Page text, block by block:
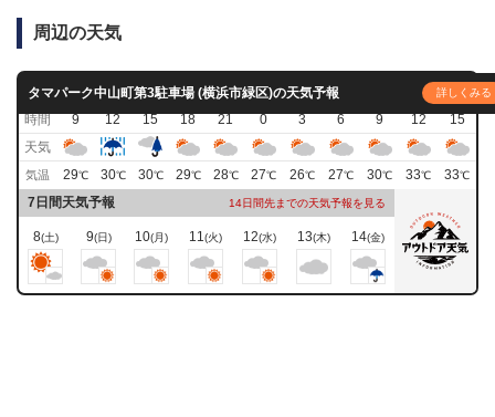
周辺の天気
タマパーク中山町第3駐車場 (横浜市緑区)の天気予報 詳しくみる
今日
明日
時間
9 12 15 18 21 0 3 6 9 12
15
天気
気温 29℃ 30℃ 30℃ 29℃ 28℃ 27℃ 26℃ 27℃ 30℃ 33℃ 33℃
7日間天気予報 14日間先までの天気予報を見る
8(土) 9(日) 10(月) 11(火) 12(水) 13(木) 14(金)